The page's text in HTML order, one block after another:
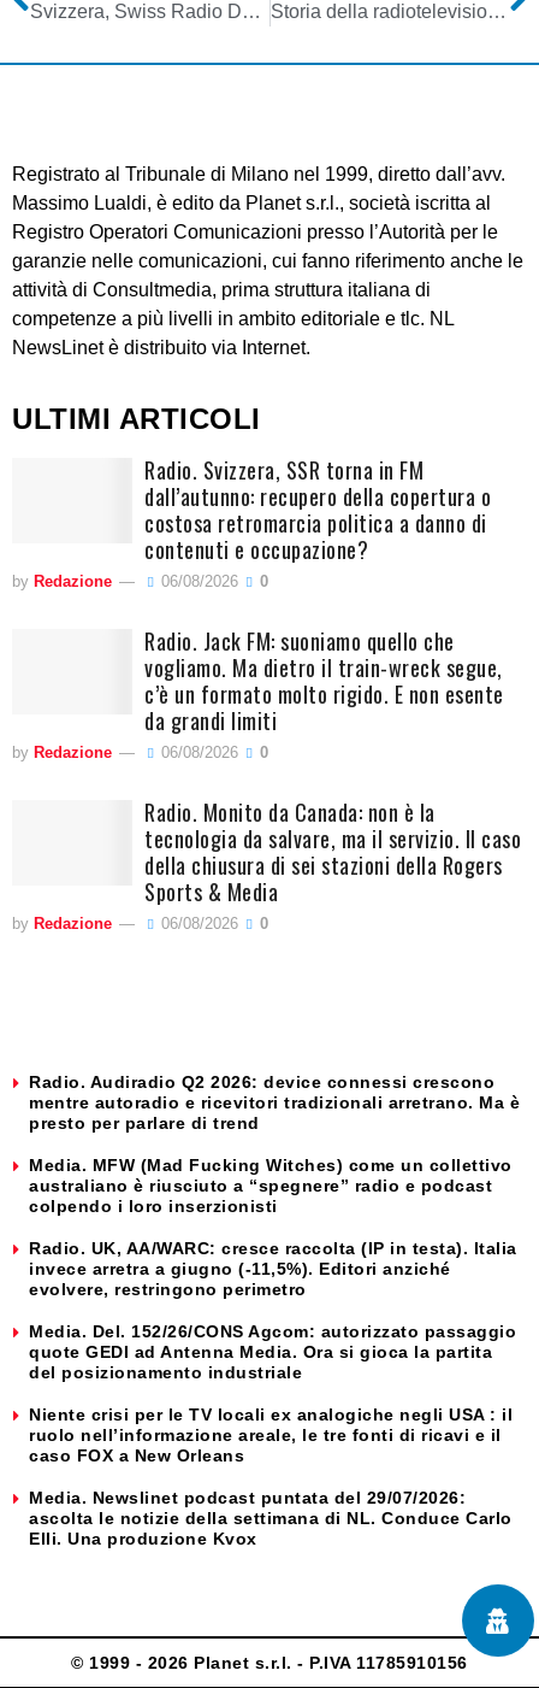
Svizzera, Swiss Radio Day 2009: annunciata l’era digitale Storia della radiotelevisione italiana. Lazio: la vera genesi di Radio Roma
Registrato al Tribunale di Milano nel 1999, diretto dall’avv.
Massimo Lualdi, è edito da Planet s.r.l., società iscritta al
Registro Operatori Comunicazioni presso l’Autorità per le
garanzie nelle comunicazioni, cui fanno riferimento anche le
attività di Consultmedia, prima struttura italiana di
competenze a più livelli in ambito editoriale e tlc. NL
NewsLinet è distribuito via Internet.
ULTIMI ARTICOLI
Radio. Svizzera, SSR torna in FM
dall’autunno: recupero della copertura o
costosa retromarcia politica a danno di
contenuti e occupazione?
by Redazione 06/08/2026 0
Radio. Jack FM: suoniamo quello che
vogliamo. Ma dietro il train-wreck segue,
c’è un formato molto rigido. E non esente
da grandi limiti
by Redazione 06/08/2026 0
Radio. Monito da Canada: non è la
tecnologia da salvare, ma il servizio. Il caso
della chiusura di sei stazioni della Rogers
Sports & Media
by Redazione 06/08/2026 0
Radio. Audiradio Q2 2026: device connessi crescono
mentre autoradio e ricevitori tradizionali arretrano. Ma è
presto per parlare di trend
Media. MFW (Mad Fucking Witches) come un collettivo
australiano è riusciuto a “spegnere” radio e podcast
colpendo i loro inserzionisti
Radio. UK, AA/WARC: cresce raccolta (IP in testa). Italia
invece arretra a giugno (-11,5%). Editori anziché
evolvere, restringono perimetro
Media. Del. 152/26/CONS Agcom: autorizzato passaggio
quote GEDI ad Antenna Media. Ora si gioca la partita
del posizionamento industriale
Niente crisi per le TV locali ex analogiche negli USA : il
ruolo nell’informazione areale, le tre fonti di ricavi e il
caso FOX a New Orleans
Media. Newslinet podcast puntata del 29/07/2026:
ascolta le notizie della settimana di NL. Conduce Carlo
Elli. Una produzione Kvox
© 1999 - 2026 Planet s.r.l. - P.IVA 11785910156